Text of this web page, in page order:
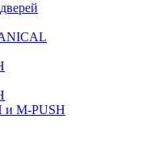
и M-PUSH